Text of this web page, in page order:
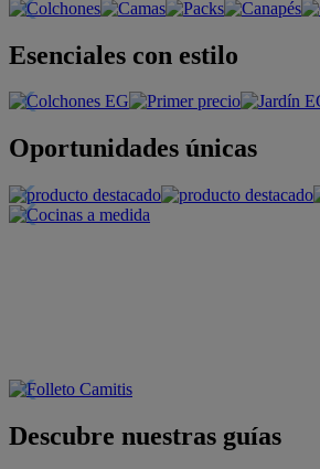
Esenciales con estilo
Oportunidades únicas
Descubre nuestras guías